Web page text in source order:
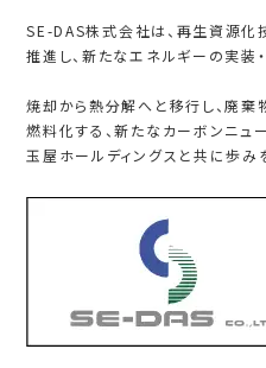
SE-DAS株式会社は、再生資源化
推進し、新たなエネルギーの実装
焼却から熱分解へと移行し、廃棄
燃料化する、新たなカーボンニュ
玉屋ホールディングスと共に歩み